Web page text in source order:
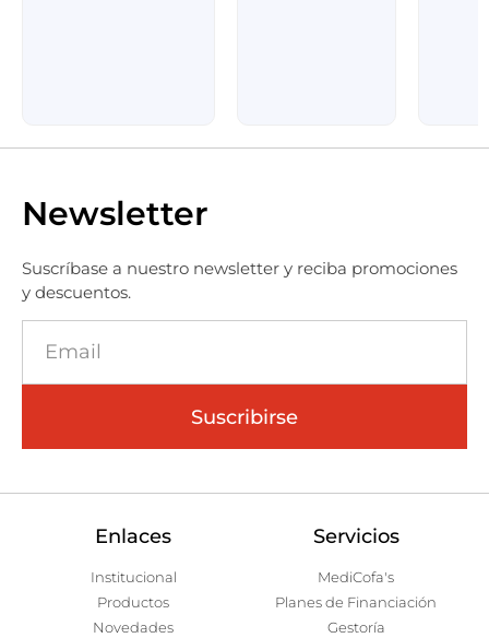
Newsletter
Suscríbase a nuestro newsletter y reciba promociones
y descuentos.
Suscribirse
Enlaces
Institucional
Productos
Novedades
Servicios
MediCofa's
Planes de Financiación
Gestoría